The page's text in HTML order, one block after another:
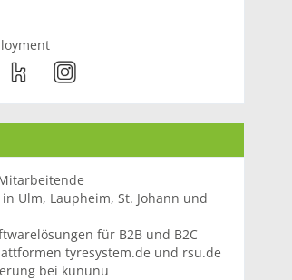
Ulm, Laupheim, St. Johann und
für B2B und B2C
tyresystem.de und rsu.de
bei kununu